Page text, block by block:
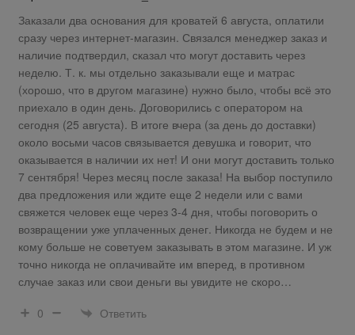
Заказали два основания для кроватей 6 августа, оплатили
сразу через интернет-магазин. Связался менеджер заказ и
наличие подтвердил, сказал что могут доставить через
неделю. Т. к. мы отдельно заказывали еще и матрас
(хорошо, что в другом магазине) нужно было, чтобы всё это
приехало в один день. Договорились с оператором на
сегодня (25 августа). В итоге вчера (за день до доставки)
около восьми часов связывается девушка и говорит, что
оказывается в наличии их нет! И они могут доставить только
7 сентября! Через месяц после заказа! На выбор поступило
два предложения или ждите еще 2 недели или с вами
свяжется человек еще через 3-4 дня, чтобы поговорить о
возвращении уже уплаченных денег. Никогда не будем и не
кому больше не советуем заказывать в этом магазине. И уж
точно никогда не оплачивайте им вперед, в противном
случае заказ или свои деньги вы увидите не скоро…
0
Ответить